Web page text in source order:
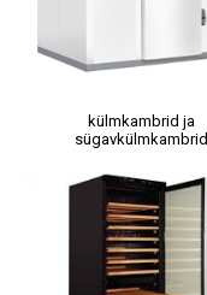
külmkambrid ja
sügavkülmkambrid